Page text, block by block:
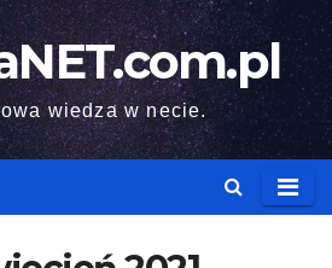
wiedza w necie.